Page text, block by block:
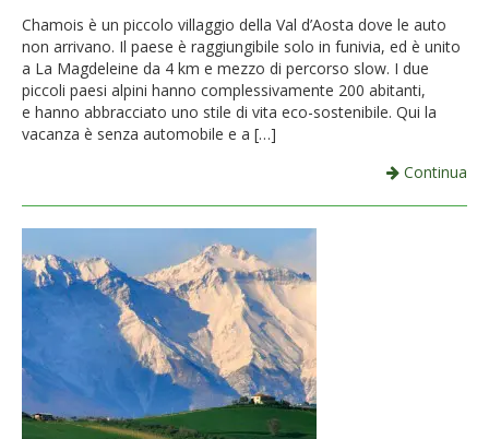
Chamois è un piccolo villaggio della Val d’Aosta dove le auto
non arrivano. Il paese è raggiungibile solo in funivia, ed è unito
a La Magdeleine da 4 km e mezzo di percorso slow. I due
piccoli paesi alpini hanno complessivamente 200 abitanti,
e hanno abbracciato uno stile di vita eco-sostenibile. Qui la
vacanza è senza automobile e a […]
Continua